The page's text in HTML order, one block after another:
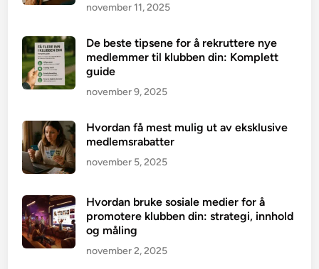
november 11, 2025
De beste tipsene for å rekruttere nye
medlemmer til klubben din: Komplett
guide
november 9, 2025
Hvordan få mest mulig ut av eksklusive
medlemsrabatter
november 5, 2025
Hvordan bruke sosiale medier for å
promotere klubben din: strategi, innhold
og måling
november 2, 2025